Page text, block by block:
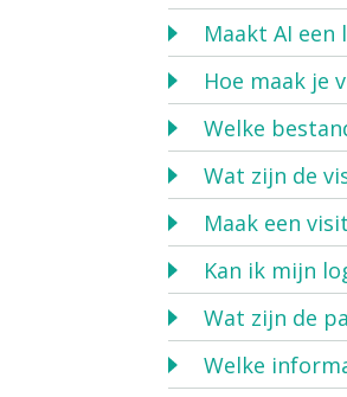
Maakt AI een
Hoe maak je
Welke
Wat zijn de
Maak een
Kan ik mijn
Wat zijn de
Welke